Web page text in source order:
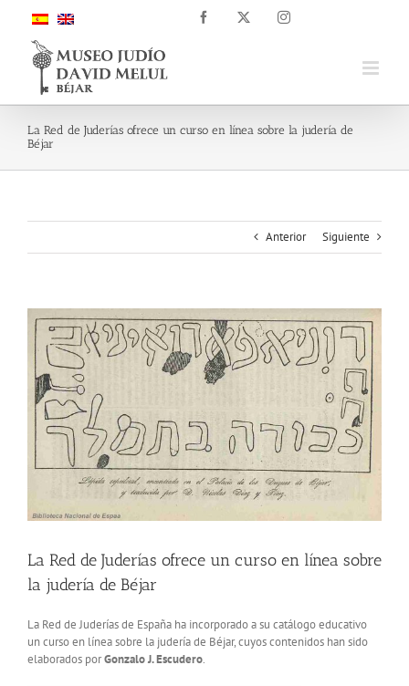
contenido
Facebook Instagram
La Red de Juderías ofrece un curso en línea sobre la judería de
Béjar
Anterior Siguiente
La Red de Juderías ofrece un curso en línea sobre
la judería de Béjar
La Red de Juderías de España ha incorporado a su catálogo educativo
un curso en línea sobre la judería de Béjar, cuyos contenidos han sido
elaborados porGonzalo J. Escudero.